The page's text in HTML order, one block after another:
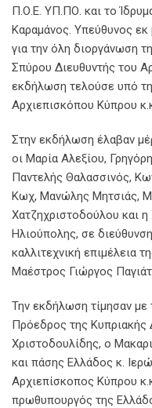
Π.Ο.Ε. ΥΠ.ΠΟ. και το
Καραμάνος. Υπεύθυνος εκ
για την όλη διοργάνωση
Σπύρου Διευθυντής του
εκδήλωση τελούσε υπό
Αρχιεπισκόπου Κύπρου
Στην εκδήλωση έλαβαν
οι Μαρία Αλεξίου,
Παντελής Θαλασσινός,
Κωχ, Μανώλης Μητσιάς,
Χατζηχριστοδούλου και
Ηλιούπολης, σε
καλλιτεχνική επιμέλεια
Μαέστρος Γιώργος
Την εκδήλωση τίμησαν
Πρόεδρος της Κυπριακής
Χριστοδουλίδης, ο
και πάσης Ελλάδος κ.
Αρχιεπίσκοπος Κύπρου
πρωθυπουργός της